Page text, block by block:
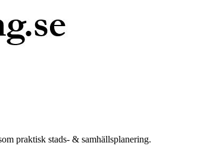
praktisk stads- & samhällsplanering.